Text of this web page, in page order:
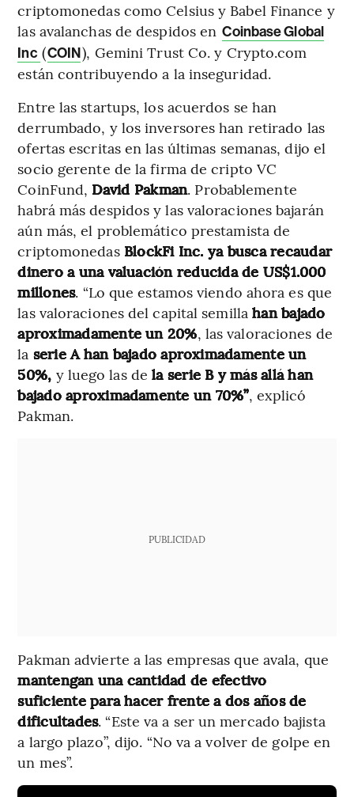
criptomonedas como Celsius y Babel Finance y
las avalanchas de despidos en Coinbase Global
Inc (COIN), Gemini Trust Co. y Crypto.com
están contribuyendo a la inseguridad.
Entre las startups, los acuerdos se han
derrumbado, y los inversores han retirado las
ofertas escritas en las últimas semanas, dijo el
socio gerente de la firma de cripto VC
CoinFund, David Pakman. Probablemente
habrá más despidos y las valoraciones bajarán
aún más, el problemático prestamista de
criptomonedas BlockFi Inc. ya busca recaudar
dinero a una valuación reducida de US$1.000
millones. “Lo que estamos viendo ahora es que
las valoraciones del capital semillahan bajado
aproximadamente un 20%, las valoraciones de
la serie A han bajado aproximadamente un
50%, y luego las dela serie B y más allá han
bajado aproximadamente un 70%”, explicó
Pakman.
PUBLICIDAD
Pakman advierte a las empresas que avala, que
mantengan una cantidad de efectivo
suficiente para hacer frente a dos años de
dificultades. “Este va a ser un mercado bajista
a largo plazo”, dijo. “No va a volver de golpe en
un mes”.